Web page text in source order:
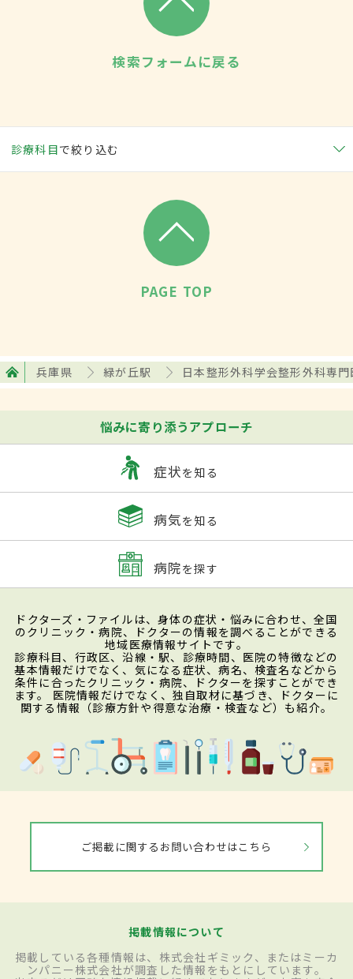
検索フォームに戻る
診療科目で絞り込む
PAGE TOP
兵庫県 緑が丘駅 日本整形外科学会整形外科専門
悩みに寄り添うアプローチ
症状を知る
病気を知る
病院を探す
ドクターズ・ファイルは、身体の症状・悩みに合わせ、全国
のクリニック・病院、ドクターの情報を調べることができる
地域医療情報サイトです。
診療科目、行政区、沿線・駅、診療時間、医院の特徴などの
基本情報だけでなく、気になる症状、病名、検査名などから
条件に合ったクリニック・病院、ドクターを探すことができ
ます。 医院情報だけでなく、独自取材に基づき、ドクターに
関する情報（診療方針や得意な治療・検査など）も紹介。
ご掲載に関するお問い合わせはこちら
掲載情報について
掲載している各種情報は、株式会社ギミック、またはミーカ
ンパニー株式会社が調査した情報をもとにしています。